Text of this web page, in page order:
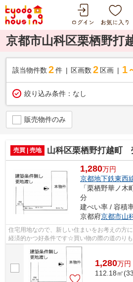
京都市山科区栗栖野打
該当物件数 2件 区画数 2 区画 1
絞り込み条件： なし
販売物件のみ
売買 | 売地 山科区栗栖野打越町
1,280万円
京都地下鉄東西
「栗栖野華ノ
分
建ぺい率 / 容積
京都府京都市山
住宅用地なので、新しい住まいをお考えの方
経済的かつ好条件です☆買い物の際の道のり
駅まで徒歩13分のところにあり少し雑踏を...
1,280万円
112.18㎡